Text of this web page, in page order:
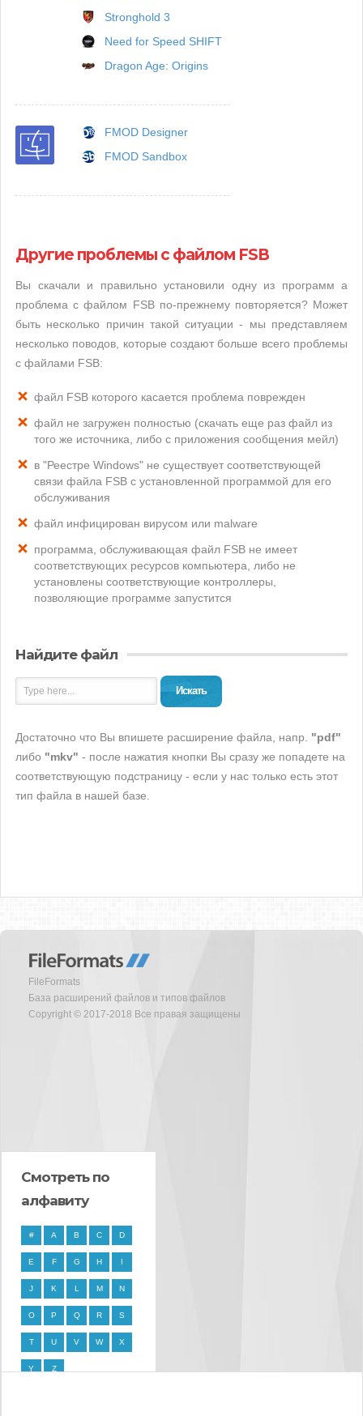
Stronghold 3
Need for Speed SHIFT
Dragon Age: Origins
FMOD Designer
FMOD Sandbox
Другие проблемы с файлом FSB
Вы скачали и правильно установили одну из программ а
проблема с файлом FSB по-прежнему повторяется? Может
быть несколько причин такой ситуации - мы представляем
несколько поводов, которые создают больше всего проблемы
с файлами FSB:
файл FSB которого касается проблема поврежден
файл не загружен полностью (скачать еще раз файл из
того же источника, либо с приложения сообщения мейл)
в "Реестре Windows" не существует соответствующей
связи файла FSB с установленной программой для его
обслуживания
файл инфицирован вирусом или malware
программа, обслуживающая файл FSB не имеет
соответствующих ресурсов компьютера, либо не
установлены соответствующие контроллеры,
позволяющие программе запустится
Найдите файл
Искать
Достаточно что Вы впишете расширение файла, напр. "pdf"
либо "mkv" - после нажатия кнопки Вы сразу же попадете на
соответствующую подстраницу - если у нас только есть этот
тип файла в нашей базе.
FileFormats
База расширений файлов и типов файлов
Copyright © 2017-2018 Все правая защищены
Смотреть по
алфавиту
# A B C D
E F G H I
J K L M N
O P Q R S
T U V W X
Y Z